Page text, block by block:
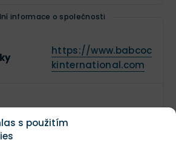
s použitím
z „boje o přežití“ nastabilního
a strategických partnerství.
informace o společnosti
https://www.babcoc
kinternational.com
--